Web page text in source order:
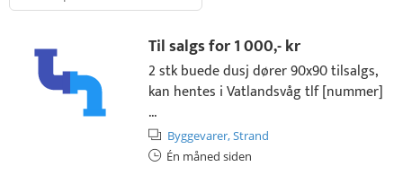
Til salgs for1 000,- kr
2 stk buede dusj dører 90x90 tilsalgs,
kan hentes i Vatlandsvåg tlf [nummer]
...
Byggevarer,Strand
Én måned siden